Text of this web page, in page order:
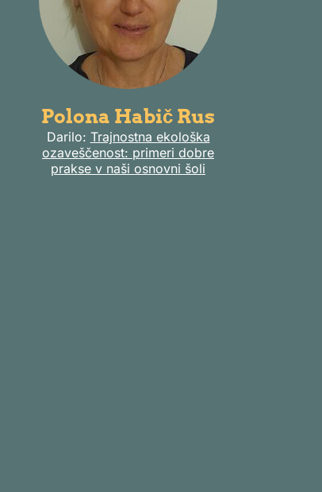
Polona Habič Rus
Darilo: Trajnostna ekološka
ozaveščenost: primeri dobre
prakse v naši osnovni šoli​